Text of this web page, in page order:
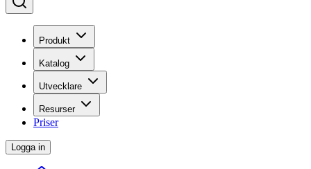
Produkt
Katalog
Utvecklare
Resurser
Priser
Logga in